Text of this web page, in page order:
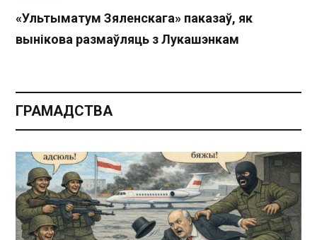
«Ультыматум Зяленскага» паказаў, як
вынікова размаўляць з Лукашэнкам
ГРАМАДСТВА